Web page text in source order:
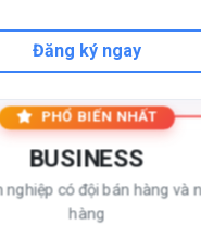
Đăng ký ngay
PHỔ BIẾN NHẤT
BUSINESS
nghiệp có đội bán hàng và
hàng